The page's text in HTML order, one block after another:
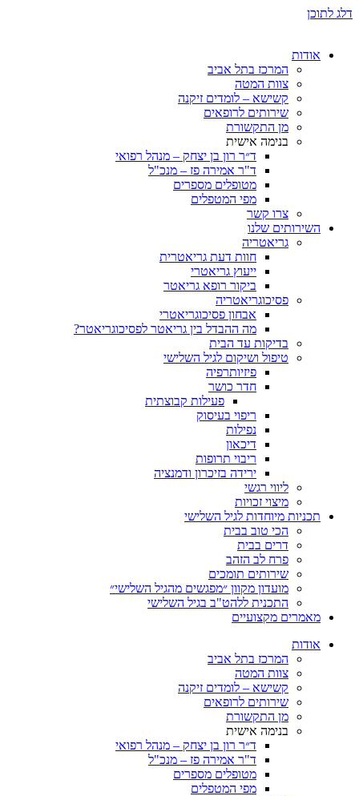
המרכז בתל אביב
צוות המטה
קשישא – לומדים זיקנה
שירותים לרופאים
מן התקשורת
בנימה אישית
ד״ר רון בן יצחק – מנהל רפואי
ד"ר אמירה פז – מנכ"ל
מטופלים מספרים
מפי המטפלים
שלנו
גריאטריה
חוות דעת גריאטרית
ייעוץ גריאטרי
ביקור רופא גריאטר
פסיכוגריאטריה
אבחון פסיכוגריאטרי
מה ההבדל בין גריאטר לפסיכוגריאטר?
בדיקות עד הבית
טיפול ושיקום לגיל השלישי
פיזיותרפיה
חדר כושר
פעילות קבוצתית
ריפוי בעיסוק
ריבוי תרופות
ירידה בזיכרון ודמנציה
מיצוי זכויות
מיוחדות לגיל השלישי
הכי טוב בבית
דרים בבית
פרח לב הזהב
שירותים תומכים
מועדון מקוון ״מפגשים מהגיל השלישי״
התכנית ללהט"ב בגיל השלישי
מקצועיים
המרכז בתל אביב
צוות המטה
קשישא – לומדים זיקנה
שירותים לרופאים
מן התקשורת
בנימה אישית
ד״ר רון בן יצחק – מנהל רפואי
ד"ר אמירה פז – מנכ"ל
מטופלים מספרים
מפי המטפלים